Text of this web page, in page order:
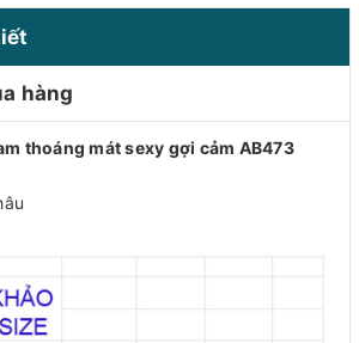
hàng
thoáng mát sexy gợi cảm AB473